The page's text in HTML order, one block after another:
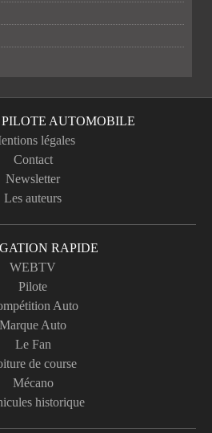
AUTOMOBILE
légales
Contact
Newsletter
Les auteurs
RAPIDE
WEBTV
Pilote
Auto
Marque Auto
Le Fan
de course
Mécano
historique